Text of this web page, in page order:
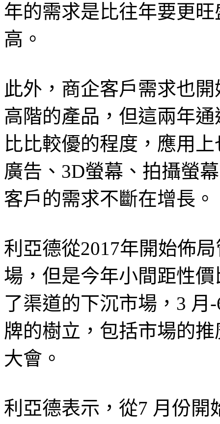
年的需求是比往年要更
高。
此外，商企客戶需求也
高階的產品，但這兩年
比比較優的程度，應用
廣告、3D螢幕、拍攝螢
客戶的需求不斷在增長。
利亞德從2017年開始佈
場，但是今年小間距性
了渠道的下沉市場，3 月
牌的樹立，包括市場的
大會。
利亞德表示，從7 月份